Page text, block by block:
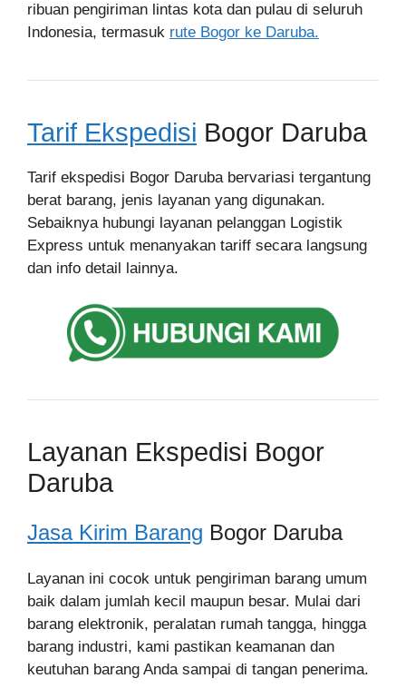
ribuan pengiriman lintas kota dan pulau di seluruh
Indonesia, termasuk rute Bogor ke Daruba.
Tarif Ekspedisi Bogor Daruba
Tarif ekspedisi Bogor Daruba bervariasi tergantung
berat barang, jenis layanan yang digunakan.
Sebaiknya hubungi layanan pelanggan Logistik
Express untuk menanyakan tariff secara langsung
dan info detail lainnya.
Layanan Ekspedisi Bogor
Daruba
Jasa Kirim Barang Bogor Daruba
Layanan ini cocok untuk pengiriman barang umum
baik dalam jumlah kecil maupun besar. Mulai dari
barang elektronik, peralatan rumah tangga, hingga
barang industri, kami pastikan keamanan dan
keutuhan barang Anda sampai di tangan penerima.